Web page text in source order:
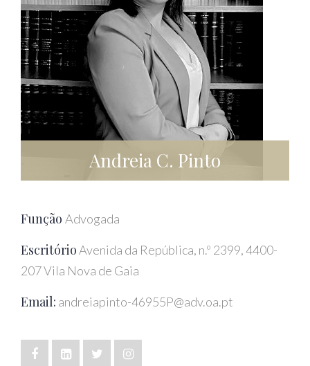
Andreia C. Pinto
Função Advogada
EscritórioAvenida da República, n.º 2399, 4400-
207 Vila Nova de Gaia
Email: andreiapinto-46955P@adv.oa.pt